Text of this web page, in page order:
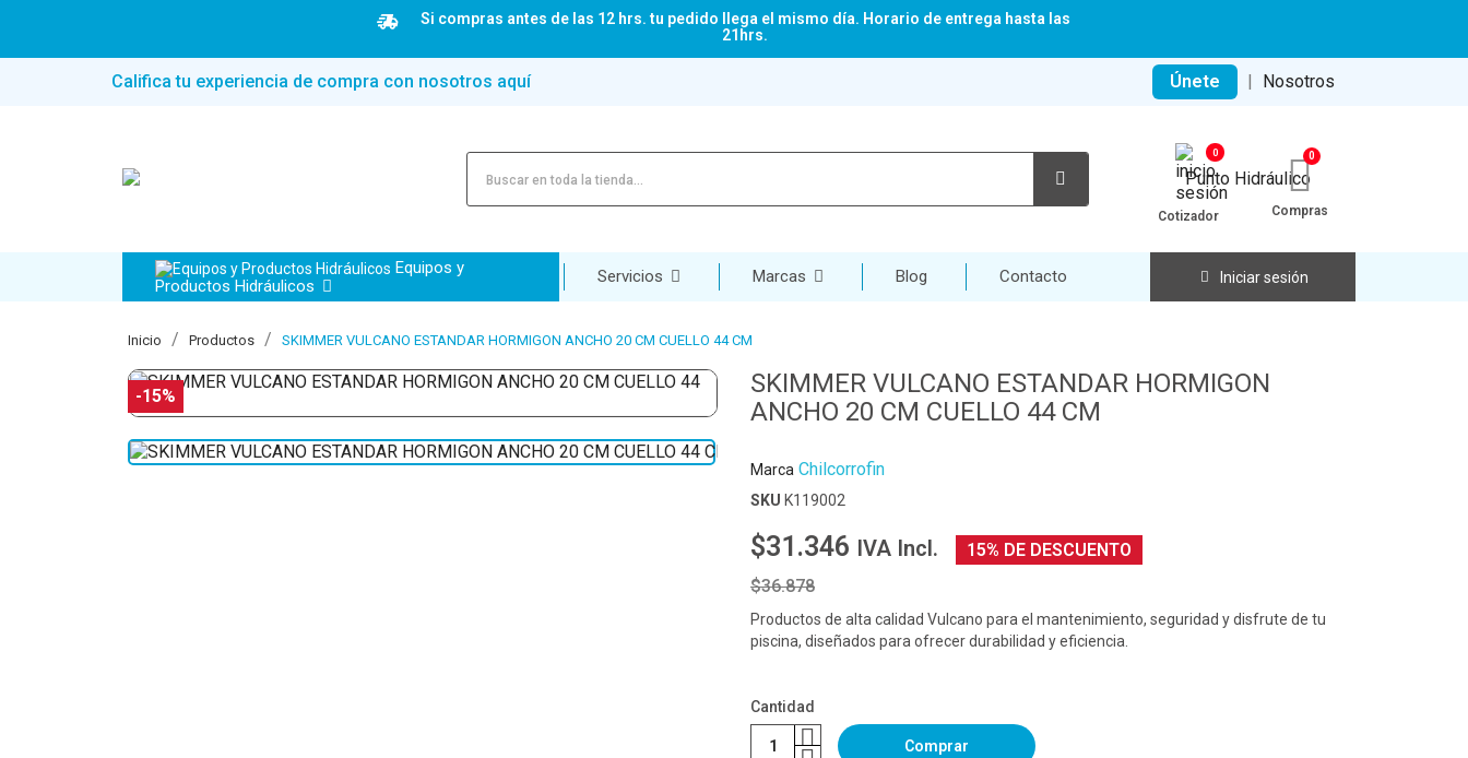
Si compras antes de las 12 hrs. tu pedido llega el mismo día. Horario de entrega hasta las
21hrs.
Califica tu experiencia de compra con nosotros aquí Únete | Nosotros
0
Cotizador Compras
Equipos y
Productos Hidráulicos
Servicios Marcas Blog Contacto Iniciar sesión
Inicio Productos SKIMMER VULCANO ESTANDAR HORMIGON ANCHO 20 CM CUELLO 44 CM
-15%
SKIMMER VULCANO ESTANDAR HORMIGON
ANCHO 20 CM CUELLO 44 CM
Marca Chilcorrofin
SKU K119002
$31.346 IVA Incl.
15% DE DESCUENTO
$36.878
Productos de alta calidad Vulcano para el mantenimiento, seguridad y disfrute de tu
piscina, diseñados para ofrecer durabilidad y eficiencia.
Cantidad
Comprar